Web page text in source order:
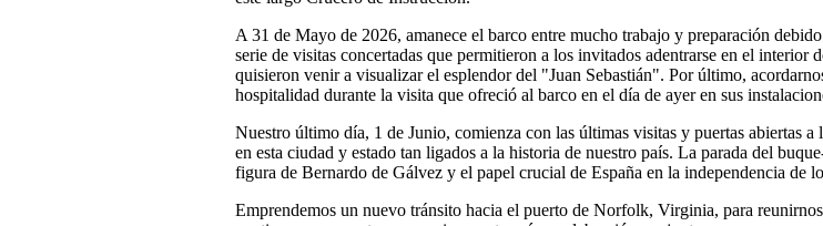
A 31 de Mayo de 2026, amanece el barco entre mucho trabajo y preparación
serie de visitas concertadas que permitieron a los invitados adentrarse en el
quisieron venir a visualizar el esplendor del "Juan Sebastián". Por último,
hospitalidad durante la visita que ofreció al barco en el día de ayer en sus
Nuestro último día, 1 de Junio, comienza con las últimas visitas y puertas abiertas
en esta ciudad y estado tan ligados a la historia de nuestro país. La parada del
figura de Bernardo de Gálvez y el papel crucial de España en la independencia de
Emprendemos un nuevo tránsito hacia el puerto de Norfolk, Virginia, para